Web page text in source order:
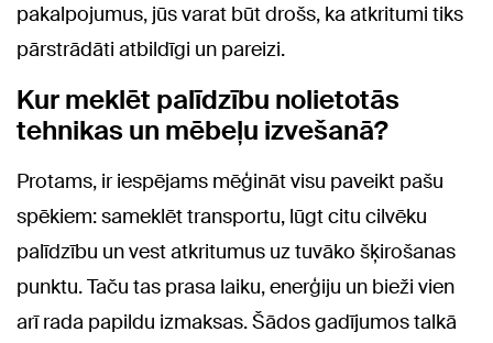
pakalpojumus, jūs varat būt drošs, ka atkritumi tiks
pārstrādāti atbildīgi un pareizi.
Kur meklēt palīdzību nolietotās
tehnikas un mēbeļu izvešanā?
Protams, ir iespējams mēģināt visu paveikt pašu
spēkiem: sameklēt transportu, lūgt citu cilvēku
palīdzību un vest atkritumus uz tuvāko šķirošanas
punktu. Taču tas prasa laiku, enerģiju un bieži vien
arī rada papildu izmaksas. Šādos gadījumos talkā